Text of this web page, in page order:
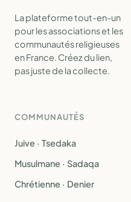
La plateforme tout-en-un
pour les associations et les
communautés religieuses
en France. Créez du lien,
pas juste de la collecte.
COMMUNAUTÉS
Juive · Tsedaka
Musulmane · Sadaqa
Chrétienne · Denier